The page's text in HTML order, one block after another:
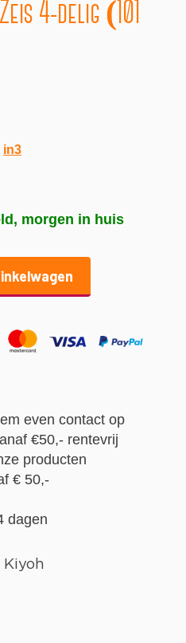
4-delig (101
in3
morgen in huis
even contact op
€50,- rentevrij
producten
€ 50,-
dagen